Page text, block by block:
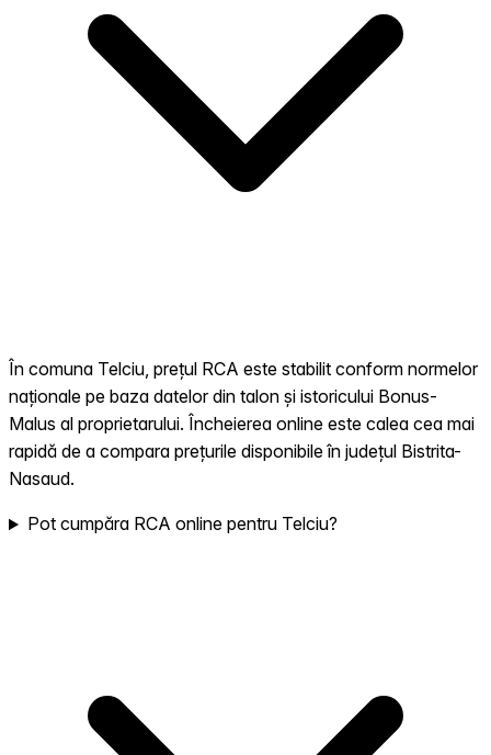
În comuna Telciu, prețul RCA este stabilit conform normelor
naționale pe baza datelor din talon și istoricului Bonus-
Malus al proprietarului. Încheierea online este calea cea mai
rapidă de a compara prețurile disponibile în județul Bistrita-
Nasaud.
Pot cumpăra RCA online pentru Telciu?